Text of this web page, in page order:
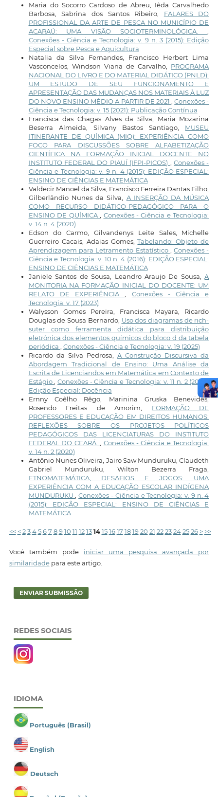
Maria do Socorro Cardoso de Abreu, Iêda Carvalhedo
Barbosa, Sabrina dos Santos Ribeiro, FALARES DO
PROFISSIONAL DA ARTE DE PESCA NO MUNICÍPIO DE
ACARAÚ: UMA VISÃO SOCIOTERMINOLÓGICA.
Conexões - Ciência e Tecnologia: v. 9 n. 3 (2015): Edição
Especial sobre Pesca e Aquicultura
Natalia da Silva Fernandes, Francisco Herbert Lima
Vasconcelos, Windson Viana de Carvalho, PROGRAMA
NACIONAL DO LIVRO E DO MATERIAL DIDÁTICO (PNLD):
UM ESTUDO DE SEU FUNCIONAMENTO E
APRESENTAÇÃO DAS MUDANÇAS NOS MATERIAIS À LUZ
DO NOVO ENSINO MÉDIO A PARTIR DE 2021
,Conexões -
Ciência e Tecnologia: v. 15 (2021): Publicação Contínua
Francisca das Chagas Alves da Silva, Maria Mozarina
Beserra Almeida, Silvany Bastos Santiago, MUSEU
ITINERANTE DE QUÍMICA (MIQ): EXPERIÊNCIA COMO
FOCO PARA DISCUSSÕES SOBRE ALFABETIZAÇÃO
CIENTÍFICA NA FORMAÇÃO INICIAL DOCENTE NO
INSTITUTO FEDERAL DO PIAUÍ (IFPI-PICOS)
,Conexões -
Ciência e Tecnologia: v. 9 n. 4 (2015): EDIÇÃO ESPECIAL:
ENSINO DE CIÊNCIAS E MATEMÁTICA
Valdecir Manoel da Silva, Francisco Ferreira Dantas Filho,
Gilberlândio Nunes da Silva, A INSERÇÃO DA MÚSICA
COMO RECURSO DIDÁTICO-PEDAGÓGICO PARA O
ENSINO DE QUÍMICA
Conexões - Ciência e Tecnologia:
v. 14 n. 4 (2020)
Edson do Carmo, Gilvandenys Leite Sales, Michelle
Guerreiro Cacais, Adaias Gomes,Tabelando: Objeto de
Aprendizagem para Letramento Estatístico
,Conexões -
Ciência e Tecnologia: v. 10 n. 4 (2016): EDIÇÃO ESPECIAL:
ENSINO DE CIÊNCIAS E MATEMÁTICA
Janiele Santos de Sousa, Leandro Araujo De Sousa,A
MONITORIA NA FORMAÇÃO INICIAL DO DOCENTE: UM
RELATO DE EXPERIÊNCIA
Conexões - Ciência e
Tecnologia: v. 17 (2023)
Walysson Gomes Pereira, Francisca Mayara, Ricardo
Douglas de Sousa Bernardo, Uso dos diagramas de rich-
suter como ferramenta didática para distribuição
eletrônica dos elementos químicos do bloco d da tabela
periódica
Conexões - Ciência e Tecnologia: v. 19 (2025)
Ricardo da Silva Pedrosa,A Construção Discursiva da
Abordagem Tradicional de Ensino: Uma Análise da
Escrita de Licenciandos em Matemática em Contexto de
Estágio
Conexões - Ciência e Tecnologia: v. 11 n. 2 (2017):
Edição Especial: Docência
Ernny Coêlho Rêgo, Marinina Gruska Benevides,
Rosendo Freitas de Amorim, FORMAÇÃO DE
PROFESSORES E EDUCAÇÃO EM DIREITOS HUMANOS:
REFLEXÕES SOBRE OS PROJETOS POLÍTICOS
PEDAGÓGICOS DAS LICENCIATURAS DO INSTITUTO
FEDERAL DO CEARÁ.
Conexões - Ciência e Tecnologia:
v. 14 n. 2 (2020)
Antônio Nunes Oliveira, Jairo Saw Munduruku, Claudeth
Gabriel Munduruku, Wilton Bezerra Fraga,
ETNOMATEMÁTICA, DESAFIOS E JOGOS: UMA
EXPERIÊNCIA COM A EDUCAÇÃO ESCOLAR INDÍGENA
MUNDURUKU
,Conexões - Ciência e Tecnologia: v. 9 n. 4
(2015): EDIÇÃO ESPECIAL: ENSINO DE CIÊNCIAS E
MATEMÁTICA
<< < 2 3 4 5 6 7 8 9 10 11 12 13 14 15 16 17 18 19 20 21 22 23 24 25 26 > >>
Você também pode iniciar uma pesquisa avançada por
similaridadepara este artigo.
ENVIAR SUBMISSÃO
REDES SOCIAIS
IDIOMA
Português (Brasil)
English
Deutsch